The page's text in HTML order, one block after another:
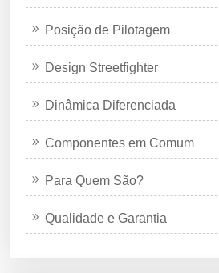
Posição de Pilotagem
Design Streetfighter
Dinâmica Diferenciada
Componentes em Comum
Para Quem São?
Qualidade e Garantia